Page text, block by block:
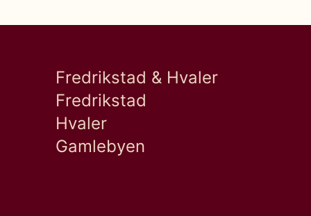
Fredrikstad & Hvaler
Fredrikstad
Hvaler
Gamlebyen